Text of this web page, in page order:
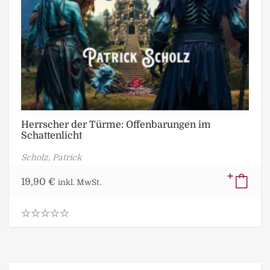
Herrscher der Türme: Offenbarungen im
Schattenlicht
Scholz, Patrick
19,90 € inkl. MwSt.